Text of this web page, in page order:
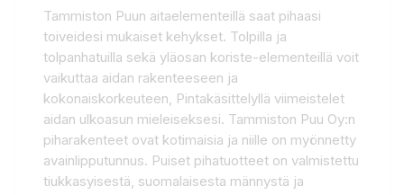
Tammiston Puun aitaelementeillä saat pihaasi
toiveidesi mukaiset kehykset. Tolpilla ja
tolpanhatuilla sekä yläosan koriste-elementeillä voit
vaikuttaa aidan rakenteeseen ja
kokonaiskorkeuteen, Pintakäsittelyllä viimeistelet
aidan ulkoasun mieleiseksesi. Tammiston Puu Oy:n
piharakenteet ovat kotimaisia ja niille on myönnetty
avainlipputunnus. Puiset pihatuotteet on valmistettu
tiukkasyisestä, suomalaisesta männystä ja